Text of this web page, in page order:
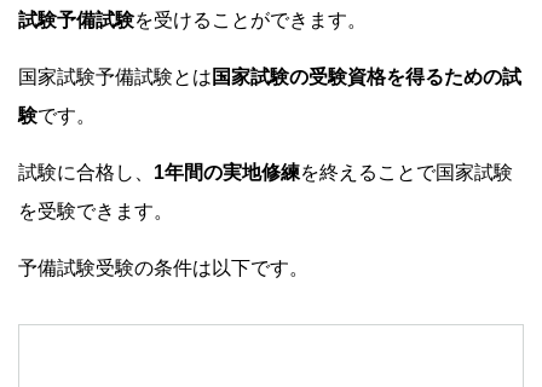
試験予備試験を受けることができます。
国家試験予備試験とは 国家試験の受験資格を得るための試
験です。
試験に合格し、 1年間の実地修練を終えることで国家試験
を受験できます。
予備試験受験の条件は以下です。